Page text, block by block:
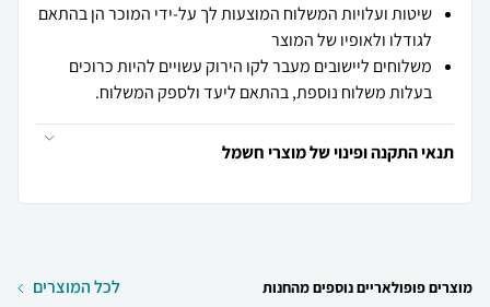
שיטות ועלויות המשלוח המוצעות לך על-ידי המוכר הן בהתאם
לגודלו ולאופיו של המוצר
משלוחים ליישובים מעבר לקו הירוק עשויים להיות כרוכים
בעלות משלוח נוספת, בהתאם ליעד ולספק המשלוח.
תנאי התקנה ופינוי של מוצרי חשמל
מוצרים פופולאריים נוספים מהחנות לכל המוצרים